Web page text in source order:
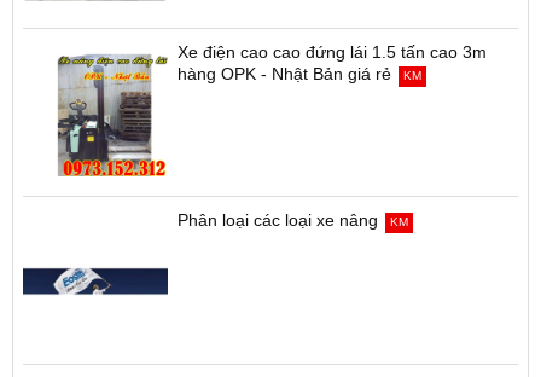
Xe điện cao cao đứng lái 1.5 tấn cao 3m
hàng OPK - Nhật Bản giá rẻ
KM
Phân loại các loại xe nâng KM